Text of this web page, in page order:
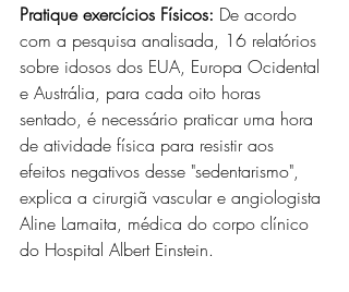
Pratique exercícios Físicos: De acordo
com a pesquisa analisada, 16 relatórios
sobre idosos dos EUA, Europa Ocidental
e Austrália, para cada oito horas
sentado, é necessário praticar uma hora
de atividade física para resistir aos
efeitos negativos desse "sedentarismo",
explica a cirurgiã vascular e angiologista
Aline Lamaita, médica do corpo clínico
do Hospital Albert Einstein.